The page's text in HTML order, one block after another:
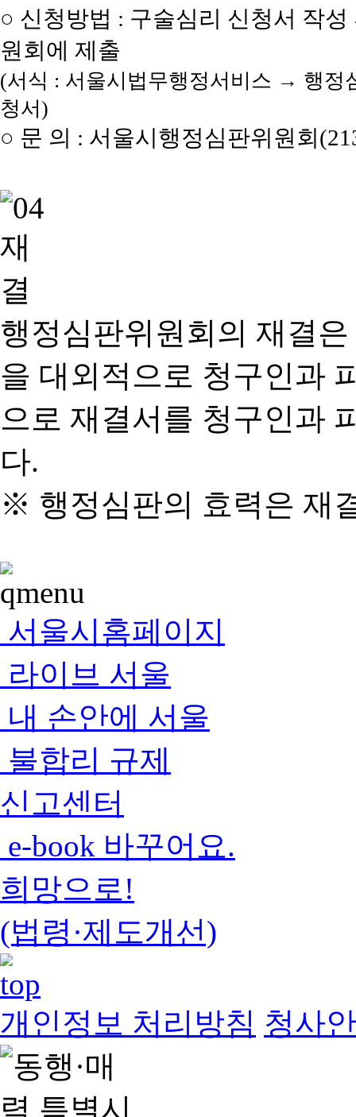
○ 신청방법 : 구술심리 신청서 작
원회에 제출
(서식 : 서울시법무행정서비스 → 행
청서)
○ 문 의 : 서울시행정심판위원회
행정심판위원회의 재결
을 대외적으로 청구인과
으로 재결서를 청구인과
다.
※ 행정심판의 효력은 재
서울시홈페이지
라이브 서울
내 손안에 서울
불합리 규제
신고센터
e-book 바꾸어요.
희망으로!
(법령·제도개선)
개인정보 처리방침 청사